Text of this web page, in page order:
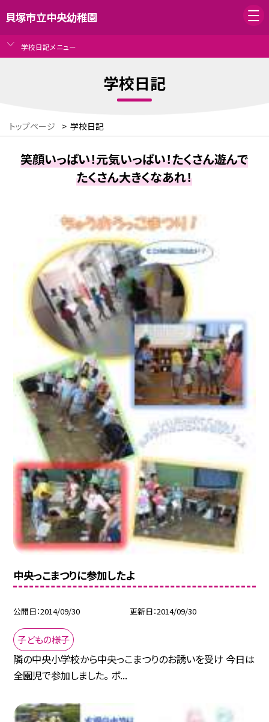
貝塚市立中央幼稚園
学校日記メニュー
学校日記
トップページ > 学校日記
笑顔いっぱい！元気いっぱい！たくさん遊んで
たくさん大きくなあれ！
中央っこまつりに参加したよ
公開日 2014/09/30 更新日 2014/09/30
子どもの様子
隣の中央小学校から中央っこまつりのお誘いを受け 今日は
全園児で参加しました。 ボ...